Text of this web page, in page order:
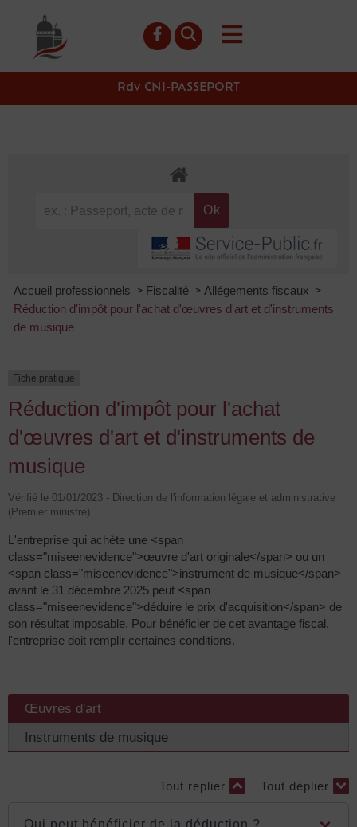
principal
Rdv CNI-PASSEPORT
Accueil professionnels > Fiscalité > Allégements fiscaux >
Réduction d'impôt pour l'achat d'œuvres d'art et d'instruments
de musique
Fiche pratique
Réduction d'impôt pour l'achat
d'œuvres d'art et d'instruments de
musique
Vérifié le 01/01/2023 - Direction de l'information légale et administrative
(Premier ministre)
L'entreprise qui achète une <span
class="miseenevidence">œuvre d'art originale</span> ou un
<span class="miseenevidence">instrument de musique</span>
avant le 31 décembre 2025 peut <span
class="miseenevidence">déduire le prix d'acquisition</span> de
son résultat imposable. Pour bénéficier de cet avantage fiscal,
l'entreprise doit remplir certaines conditions.
Œuvres d'art
Instruments de musique
Tout replier Tout déplier